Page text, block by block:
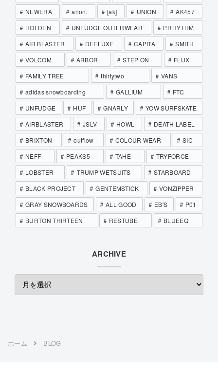
NEWERA
anon. [ak] UNION
AK457
HOLDEN
UNFUDGE OUTERWEAR
P.RHYTHM
AIR BLASTER
DEELUXE CAPITA
SMITH
VOLCOM
ARBOR STEP ON
FLUX
FAMILY TREE
thirtytwo
VANS
adidas snowboarding
GALLIUM
FTC
UNFUDGE
HUF GNARLY
YOW SURFSKATE
AIRBLASTER
JSLV HOWL
DEATH LABEL
BRIXTON
outflow COLOUR WEAR
SIC
NEFF
PEAKS5 TAHE
TRYFORCE
LOBSTER
TRUMP WETSUITS
STARBOARD
BLACK PROJECT
GENTEMSTICK
VONZIPPER
GRAY SNOWBOARDS
ALL GOOD EB'S
P01
BURTON THIRTEEN
RESTUBE BLUEEQ
ARCHIVE
ホーム BLOG